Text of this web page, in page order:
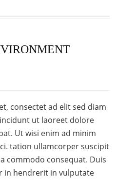
consectet ad elit sed diam
ut laoreet dolore
Ut wisi enim ad minim
tation ullamcorper suscipit
commodo consequat. Duis
in hendrerit in vulputate